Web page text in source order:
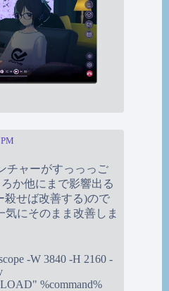
チャーがすっっっご
か他にまで影響出る
殺せば改善する)ので
気にそのまま改善しま
-W 3840 -H 2160 -
%command%